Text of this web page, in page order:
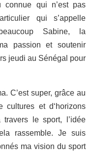
connue qui n’est pas
qui s’appelle
Sabine, la
passion et soutenir
jeudi au Sénégal pour
C’est super, grâce au
cultures et d‘horizons
travers le sport, l’idée
rassemble. Je suis
ma vision du sport